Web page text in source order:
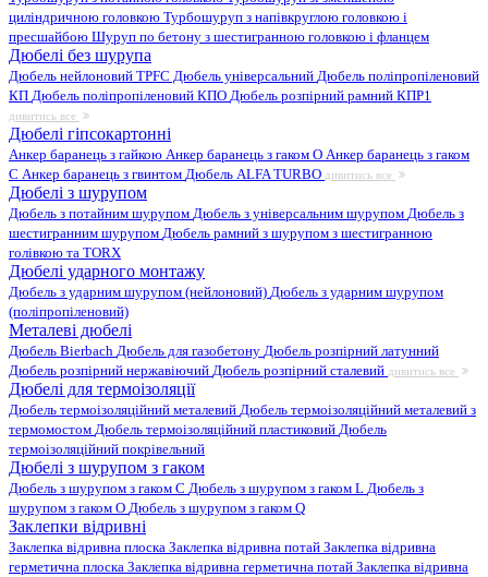
циліндричною головкою Турбошуруп з напівкруглою головкою і
пресшайбою Шуруп по бетону з шестигранною головкою і фланцем
Дюбелі без шурупа
Дюбель нейлоновий TPFC Дюбель універсальний Дюбель поліпропіленовий
КП Дюбель поліпропіленовий КПО Дюбель розпірний рамний КПР1
дивитись все
Дюбелі гіпсокартонні
Анкер баранець з гайкою Анкер баранець з гаком O Анкер баранець з гаком
С Анкер баранець з гвинтом Дюбель ALFA TURBO дивитись все
Дюбелі з шурупом
Дюбель з потайним шурупом Дюбель з універсальним шурупом Дюбель з
шестигранним шурупом Дюбель рамний з шурупом з шестигранною
голівкою та TORX
Дюбелі ударного монтажу
Дюбель з ударним шурупом (нейлоновий) Дюбель з ударним шурупом
(поліпропіленовий)
Металеві дюбелі
Дюбель Bierbach Дюбель для газобетону Дюбель розпірний латунний
Дюбель розпірний нержавіючий Дюбель розпірний сталевий дивитись все
Дюбелі для термоізоляції
Дюбель термоізоляційний металевий Дюбель термоізоляційний металевий з
термомостом Дюбель термоізоляційний пластиковий Дюбель
термоізоляційний покрівельний
Дюбелі з шурупом з гаком
Дюбель з шурупом з гаком C Дюбель з шурупом з гаком L Дюбель з
шурупом з гаком O Дюбель з шурупом з гаком Q
Заклепки відривні
Заклепка відривна плоска Заклепка відривна потай Заклепка відривна
герметична плоска Заклепка відривна герметична потай Заклепка відривна